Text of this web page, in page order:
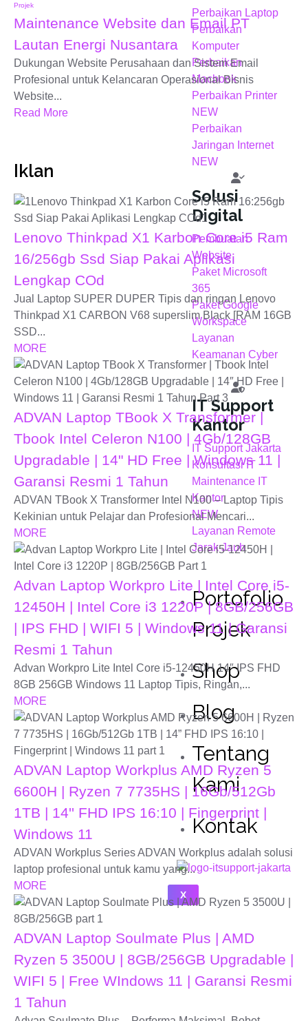
Perbaikan Laptop
Perbaikan
Komputer
Perbaikan
Macbook
Perbaikan Printer
NEW
Perbaikan
Jaringan Internet
NEW
Solusi
Digital
Pembuatan
Website
Paket Microsoft
365
Paket Google
Workspace
Layanan
Keamanan Cyber
IT Support
Kantor
IT Support Jakarta
Konsultasi IT
Maintenance IT
Kantor
NEW
Layanan Remote
Jarak Jauh
Portofolio
Projek
Shop
Blog
Tentang
Kami
Kontak
X
Projek
Maintenance Website dan Email PT
Lautan Energi Nusantara
Dukungan Website Perusahaan dan Sistem Email
Profesional untuk Kelancaran Operasional Bisnis
Website...
Read More
Iklan
Lenovo Thinkpad X1 Karbon Core i5 Ram
16/256gb Ssd Siap Pakai Aplikasi
Lengkap COd
Jual Laptop SUPER DUPER Tipis dan ringan Lenovo
Thinkpad X1 CARBON V68 superslim Black [RAM 16GB
SSD...
MORE
ADVAN Laptop TBook X Transformer |
Tbook Intel Celeron N100 | 4Gb/128GB
Upgradable | 14" HD Free | Windows 11 |
Garansi Resmi 1 Tahun
ADVAN TBook X Transformer Intel N100 – Laptop Tipis
Kekinian untuk Pelajar dan Profesional Mencari...
MORE
Advan Laptop Workpro Lite | Intel Core i5-
12450H | Intel Core i3 1220P | 8GB/256GB
| IPS FHD | WIFI 5 | Windows 11 | Garansi
Resmi 1 Tahun
Advan Workpro Lite Intel Core i5-12450H 14″ IPS FHD
8GB 256GB Windows 11 Laptop Tipis, Ringan,...
MORE
ADVAN Laptop Workplus AMD Ryzen 5
6600H | Ryzen 7 7735HS | 16Gb/512Gb
1TB | 14'' FHD IPS 16:10 | Fingerprint |
Windows 11
ADVAN Workplus Series ADVAN Workplus adalah solusi
laptop profesional untuk kamu yang...
MORE
ADVAN Laptop Soulmate Plus | AMD
Ryzen 5 3500U | 8GB/256GB Upgradable |
WIFI 5 | Free WIndows 11 | Garansi Resmi
1 Tahun